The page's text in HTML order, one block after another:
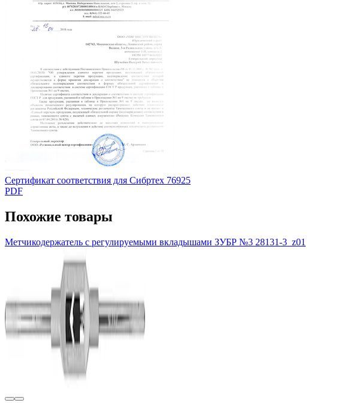
Сертификат соответствия для Сибртех 76925
PDF
Похожие товары
Метчикодержатель с регулируемыми вкладышами ЗУБР №3 28131-3_z01